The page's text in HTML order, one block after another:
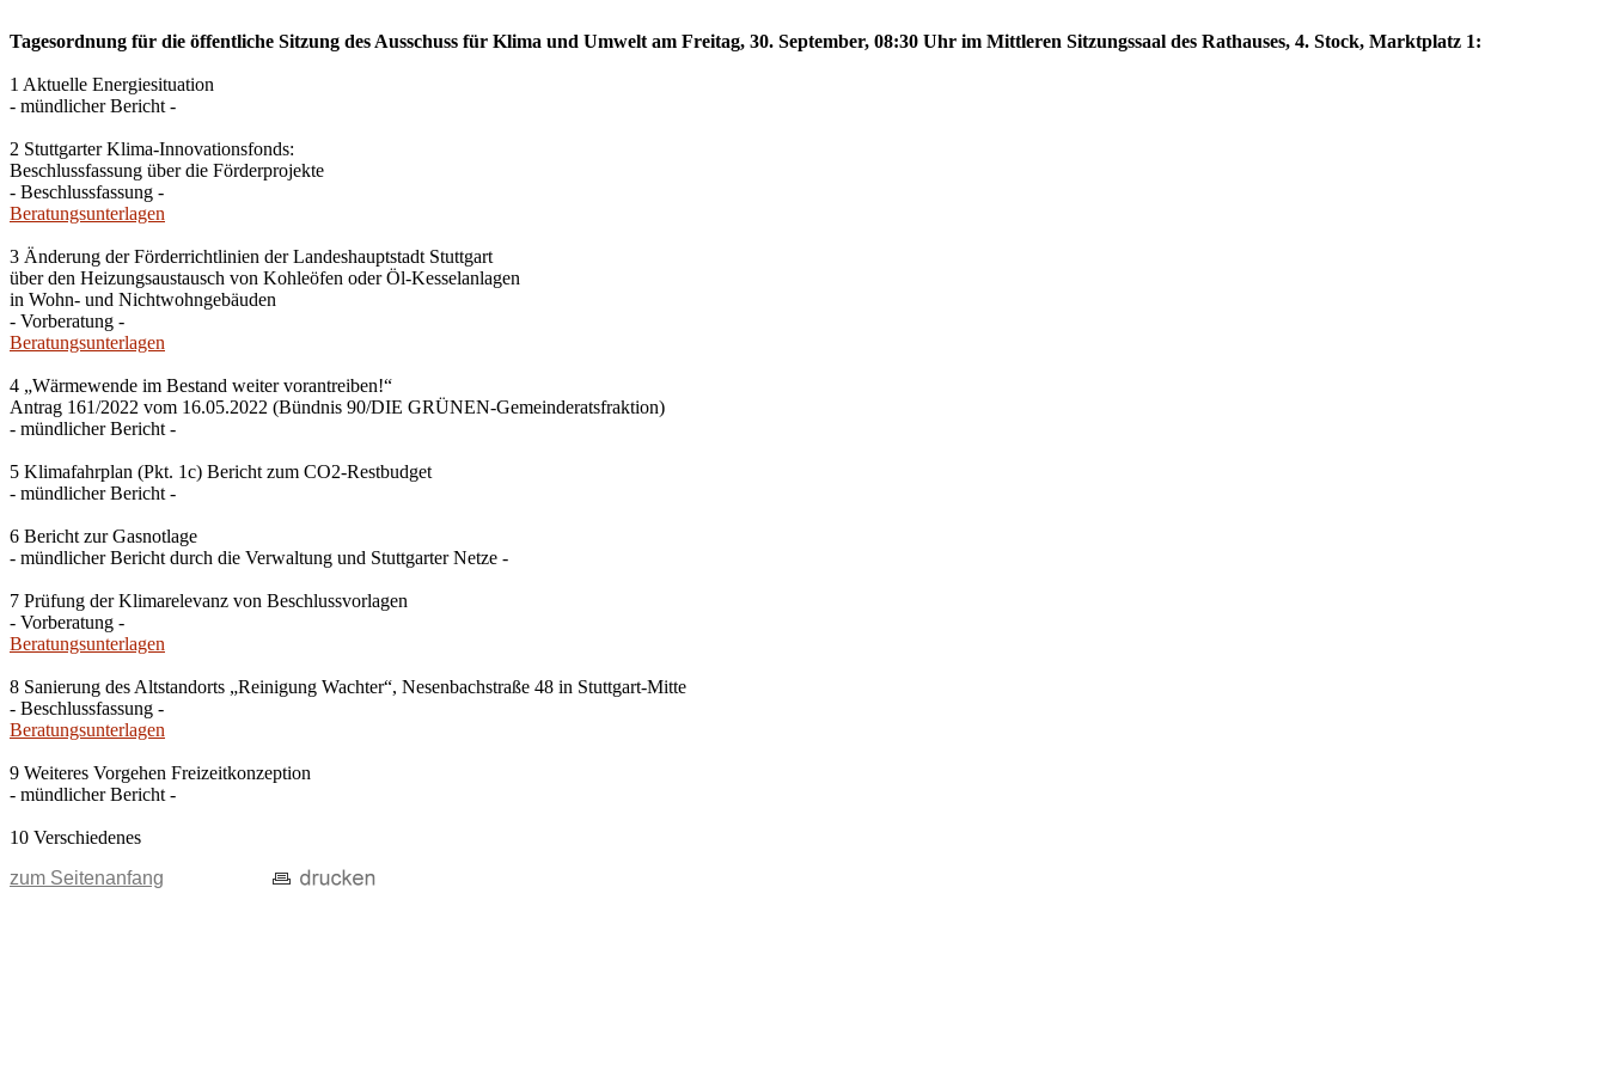
Tagesordnung für die öffentliche Sitzung des Ausschuss für Klima und Umwelt am Freitag, 30. September, 08:30 Uhr im Mittleren Sitzungssaal des Rathauses, 4. Stock, Marktplatz 1:
1 Aktuelle Energiesituation
- mündlicher Bericht -
2 Stuttgarter Klima-Innovationsfonds:
Beschlussfassung über die Förderprojekte
- Beschlussfassung -
Beratungsunterlagen
3 Änderung der Förderrichtlinien der Landeshauptstadt Stuttgart
über den Heizungsaustausch von Kohleöfen oder Öl-Kesselanlagen
in Wohn- und Nichtwohngebäuden
- Vorberatung -
Beratungsunterlagen
4 „Wärmewende im Bestand weiter vorantreiben!“
Antrag 161/2022 vom 16.05.2022 (Bündnis 90/DIE GRÜNEN-Gemeinderatsfraktion)
- mündlicher Bericht -
5 Klimafahrplan (Pkt. 1c) Bericht zum CO2-Restbudget
- mündlicher Bericht -
6 Bericht zur Gasnotlage
- mündlicher Bericht durch die Verwaltung und Stuttgarter Netze -
7 Prüfung der Klimarelevanz von Beschlussvorlagen
- Vorberatung -
Beratungsunterlagen
8 Sanierung des Altstandorts „Reinigung Wachter“, Nesenbachstraße 48 in Stuttgart-Mitte
- Beschlussfassung -
Beratungsunterlagen
9 Weiteres Vorgehen Freizeitkonzeption
- mündlicher Bericht -
10 Verschiedenes
zum Seitenanfang